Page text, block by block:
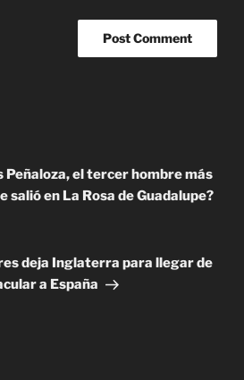
Peñaloza, el tercer hombre más
salió en La Rosa de Guadalupe?
deja Inglaterra para llegar de
a España